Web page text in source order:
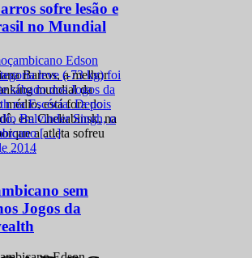
sofre lesão e
no Mundial
Barros, a melhor
mundial da
médio, está fora do
em Cheliabinsk, na
a atleta sofreu
2014
sem
Jogos da